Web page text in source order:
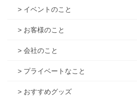
> イベントのこと
> お客様のこと
> 会社のこと
> プライベートなこと
> おすすめグッズ